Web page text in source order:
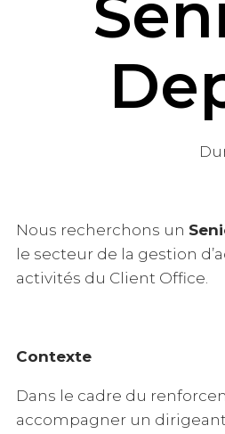
Nous recherchons un
le secteur de la gestion
activités du Client Office.
Contexte
Dans le cadre du
accompagner un